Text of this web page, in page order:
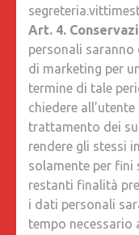
Art. 4.
personali
di marketing per
termine di tale
chiedere
trattamento dei
rendere gli stessi
solamente per
restanti finalità
i dati personali
tempo necessario